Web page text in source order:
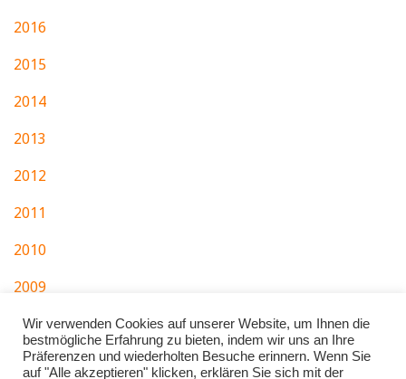
2016
2015
2014
2013
2012
2011
2010
2009
2007
Wir verwenden Cookies auf unserer Website, um Ihnen die
bestmögliche Erfahrung zu bieten, indem wir uns an Ihre
Präferenzen und wiederholten Besuche erinnern. Wenn Sie
auf "Alle akzeptieren" klicken, erklären Sie sich mit der